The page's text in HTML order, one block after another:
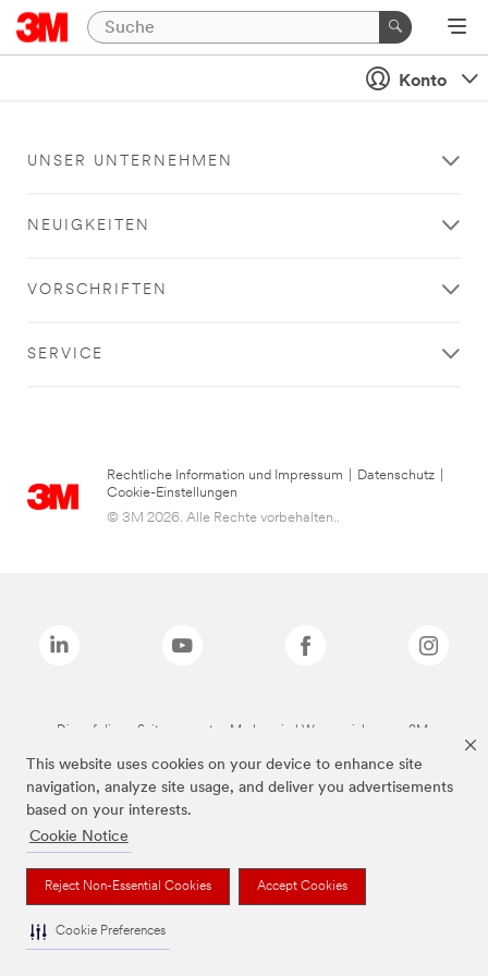
This website uses cookies on your device to enhance site
navigation, analyze site usage, and deliver you advertisements
based on your interests.
Cookie Notice
Reject Non-Essential Cookies Accept Cookies
Cookie Preferences
Konto
UNSER UNTERNEHMEN
NEUIGKEITEN
VORSCHRIFTEN
SERVICE
Rechtliche Information und Impressum Datenschutz
Cookie-Einstellungen
© 3M 2026. Alle Rechte vorbehalten..
Die auf dieser Seite genannten Marken sind Warenzeichen von 3M.